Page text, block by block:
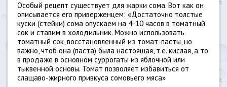
Особый рецепт существует для жарки сома. Вот как он
описывается его приверженцем: «Достаточно толстые
куски (стейки) сома опускаем на 4-10 часов в томатный
сок и ставим в холодильник. Можно использовать
томатный сок, восстановленный из томат-пасты, но
важно, чтоб она (паста) была настоящая, т.е. кислая, а то
в продаже в основном суррогаты из яблочной или
тыквенной основы. Томат позволяет избавиться от
слащаво-жирного привкуса сомовьего мяса»